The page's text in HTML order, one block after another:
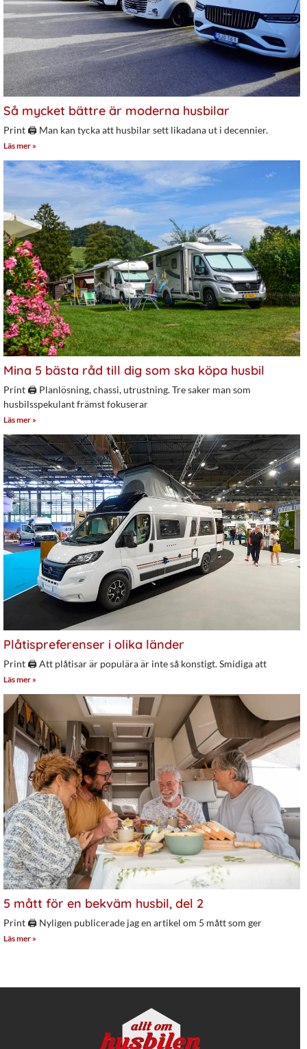
Så mycket bättre är moderna husbilar
Print 🖨 Man kan tycka att husbilar sett likadana ut i decennier.
Läs mer »
Mina 5 bästa råd till dig som ska köpa husbil
Print 🖨 Planlösning, chassi, utrustning. Tre saker man som
husbilsspekulant främst fokuserar
Läs mer »
Plåtispreferenser i olika länder
Print 🖨 Att plåtisar är populära är inte så konstigt. Smidiga att
Läs mer »
5 mått för en bekväm husbil, del 2
Print 🖨 Nyligen publicerade jag en artikel om 5 mått som ger
Läs mer »